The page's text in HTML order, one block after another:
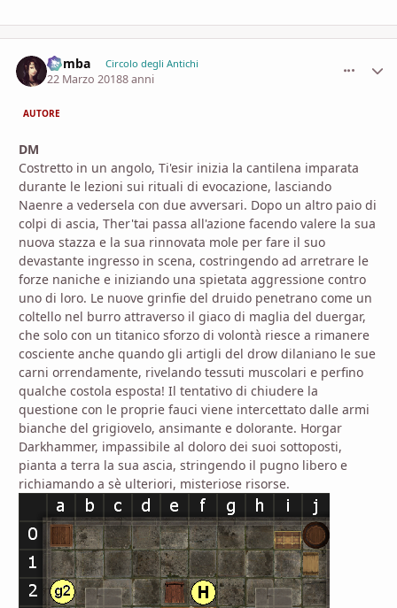
Bomba Circolo degli Antichi
22 Marzo 20188 anni
AUTORE
DM
Costretto in un angolo, Ti'esir inizia la cantilena imparata
durante le lezioni sui rituali di evocazione, lasciando
Naenre a vedersela con due avversari. Dopo un altro paio di
colpi di ascia, Ther'tai passa all'azione facendo valere la sua
nuova stazza e la sua rinnovata mole per fare il suo
devastante ingresso in scena, costringendo ad arretrare le
forze naniche e iniziando una spietata aggressione contro
uno di loro. Le nuove grinfie del druido penetrano come un
coltello nel burro attraverso il giaco di maglia del duergar,
che solo con un titanico sforzo di volontà riesce a rimanere
cosciente anche quando gli artigli del drow dilaniano le sue
carni orrendamente, rivelando tessuti muscolari e perfino
qualche costola esposta! Il tentativo di chiudere la
questione con le proprie fauci viene intercettato dalle armi
bianche del grigiovelo, ansimante e dolorante. Horgar
Darkhammer, impassibile al doloro dei suoi sottoposti,
pianta a terra la sua ascia, stringendo il pugno libero e
richiamando a sè ulteriori, misteriose risorse.